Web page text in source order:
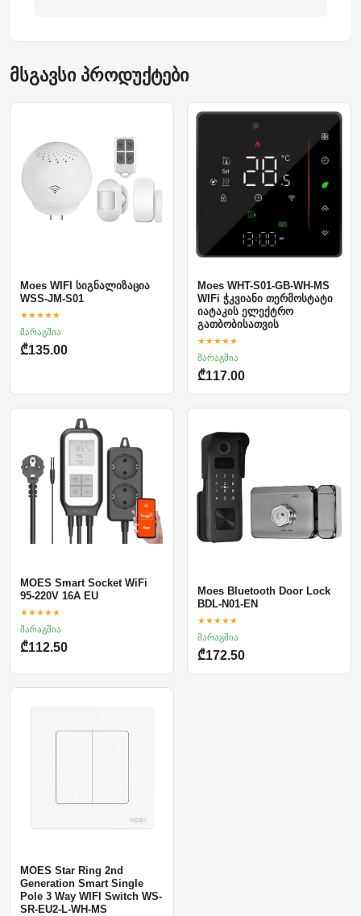
მსგავსი პროდუქტები
Moes WIFI სიგნალიზაცია
WSS-JM-S01
★★★★★
მარაგშია
₾135.00
Moes WHT-S01-GB-WH-MS
WIFi ჭკვიანი თერმოსტატი
იატაკის ელექტრო
გათბობისათვის
★★★★★
მარაგშია
₾117.00
MOES Smart Socket WiFi
95-220V 16A EU
★★★★★
მარაგშია
₾112.50
Moes Bluetooth Door Lock
BDL-N01-EN
★★★★★
მარაგშია
₾172.50
MOES Star Ring 2nd
Generation Smart Single
Pole 3 Way WIFI Switch WS-
SR-EU2-L-WH-MS